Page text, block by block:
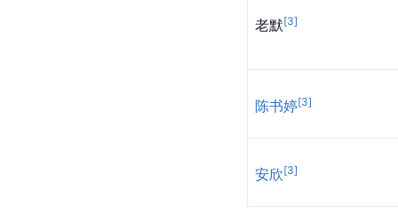
老默[3]
陈书婷[3]
安欣[3]